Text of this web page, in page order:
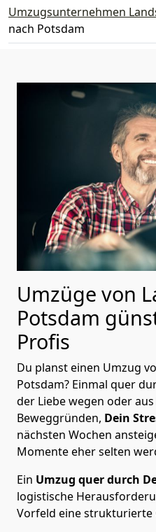
Umzugsunternehmen
nach Potsdam
Umzüge von
Potsdam
Profis
Du planst einen Umzug
Potsdam? Einmal quer
der Liebe wegen oder
Beweggründen, Dein
nächsten Wochen
Momente eher selten
Ein Umzug quer durch
logistische
Vorfeld eine strukturierte